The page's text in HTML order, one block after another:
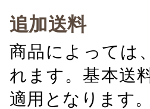
追加送料
商品によっては
れます。基本送
適用となります。